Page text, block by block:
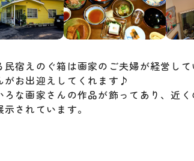
宿えのぐ箱は画家のご夫婦が経営し
がお出迎えしてくれます♪
な画家さんの作品が飾ってあり、近
されています。